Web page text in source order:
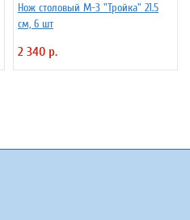
Нож столовый М-3 "Тройка" 21.5
см, 6 шт
2 340 р.